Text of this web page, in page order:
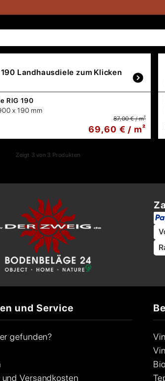
190 Landhausdiele zum Klicken
RIG 190
x 190 mm
87,00 € / m²
69,60 € / m²
Zeigt 3 von 3 Produkten
und Service
gefunden?
Versandkosten